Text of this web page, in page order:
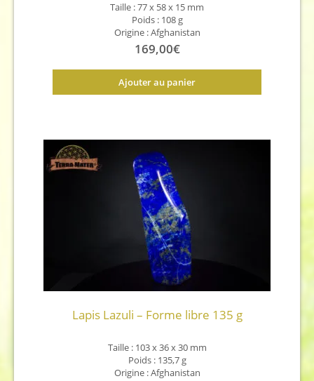
Taille : 77 x 58 x 15 mm
Poids : 108 g
Origine : Afghanistan
169,00€
Ajouter au panier
Lapis Lazuli – Forme libre 135 g
Taille : 103 x 36 x 30 mm
Poids : 135,7 g
Origine : Afghanistan